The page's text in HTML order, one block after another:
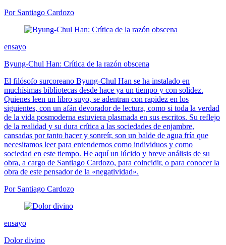
Por Santiago Cardozo
ensayo
Byung-Chul Han: Crítica de la razón obscena
El filósofo surcoreano Byung-Chul Han se ha instalado en
muchísimas bibliotecas desde hace ya un tiempo y con solidez.
Quienes leen un libro suyo, se adentran con rapidez en los
siguientes, con un afán devorador de lectura, como si toda la verdad
de la vida posmoderna estuviera plasmada en sus escritos. Su reflejo
de la realidad y su dura crítica a las sociedades de enjambre,
cansadas por tanto hacer y sonreír, son un balde de agua fría que
necesitamos leer para entendernos como individuos y como
sociedad en este tiempo. He aquí un lúcido y breve análisis de su
obra, a cargo de Santiago Cardozo, para coincidir, o para conocer la
obra de este pensador de la «negatividad».
Por Santiago Cardozo
ensayo
Dolor divino